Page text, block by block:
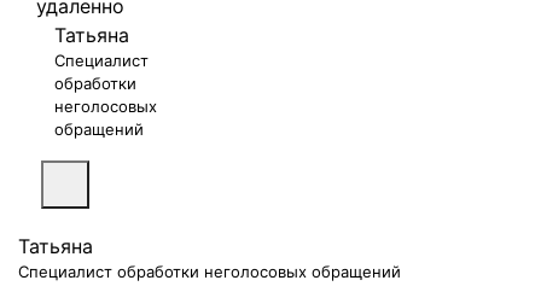
Татьяна
Специалист
обработки
неголосовых
обращений
Татьяна
Специалист обработки неголосовых обращений